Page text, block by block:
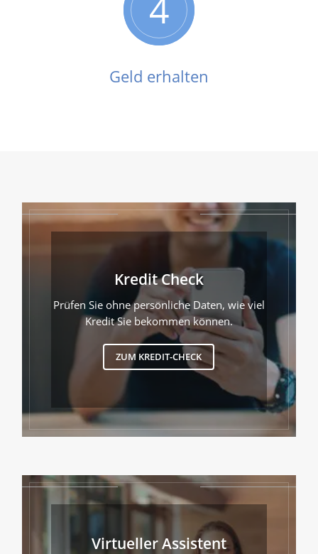
4
Geld erhalten
Kredit Check
Prüfen Sie ohne persönliche Daten, wie viel
Kredit Sie bekommen können.
ZUM KREDIT-CHECK
Virtueller Assistent